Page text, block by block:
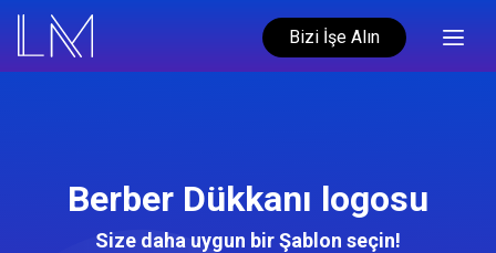
Bizi İşe Alın
Berber Dükkanı logosu
Size daha uygun bir Şablon seçin!